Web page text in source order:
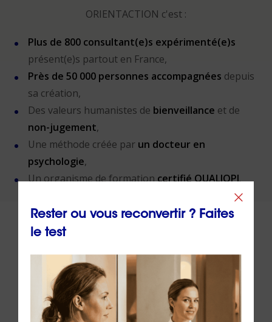
ORIENTACTION c'est :
Plus de 800 consultant(e)s expérimenté(e)s
présent(e)s partout en France,
Près de 50 000 personnes accompagnées depuis
sa création,
Des valeurs humanistes de bienveillance et de
non-jugement,
Une méthode créée par un docteur en
psychologie,
Un organisme de formationcertifié QUALIOPI.
À lire sur le même thème
Rester ou vous reconvertir ? Faites
le test